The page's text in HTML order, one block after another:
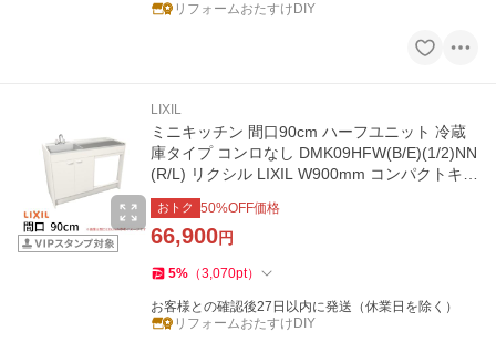
リフォームおたすけDIY
LIXIL
ミニキッチン 間口90cm ハーフユニット 冷蔵
庫タイプ コンロなし DMK09HFW(B/E)(1/2)NN
(R/L) リクシル LIXIL W900mm コンパクトキッ
チン 流し台 アパート
おトク 50%OFF価格
66,900円
5% （3,070pt）
お客様との確認後27日以内に発送（休業日を除く）
リフォームおたすけDIY